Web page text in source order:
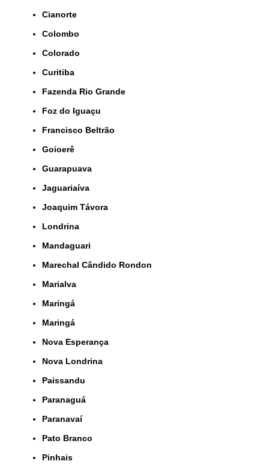
Cianorte
Colombo
Colorado
Curitiba
Fazenda Rio Grande
Foz do Iguaçu
Francisco Beltrão
Goioerê
Guarapuava
Jaguariaíva
Joaquim Távora
Londrina
Mandaguari
Marechal Cândido Rondon
Marialva
Maringá
Maringá
Nova Esperança
Nova Londrina
Paissandu
Paranaguá
Paranavaí
Pato Branco
Pinhais